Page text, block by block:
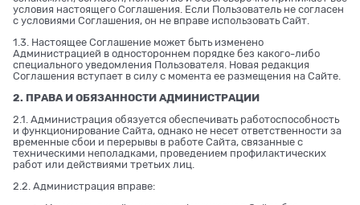
условия настоящего Соглашения. Если Пользователь не согласен
с условиями Соглашения, он не вправе использовать Сайт.
1.3. Настоящее Соглашение может быть изменено
Администрацией в одностороннем порядке без какого-либо
специального уведомления Пользователя. Новая редакция
Соглашения вступает в силу с момента ее размещения на Сайте.
2. ПРАВА И ОБЯЗАННОСТИ АДМИНИСТРАЦИИ
2.1. Администрация обязуется обеспечивать работоспособность
и функционирование Сайта, однако не несет ответственности за
временные сбои и перерывы в работе Сайта, связанные с
техническими неполадками, проведением профилактических
работ или действиями третьих лиц.
2.2. Администрация вправе: